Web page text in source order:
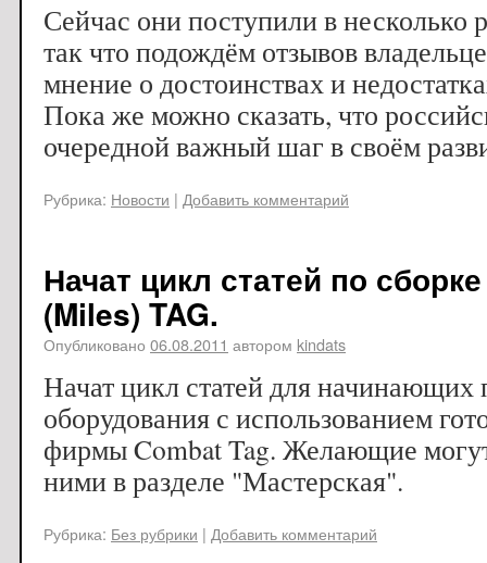
Сейчас они поступили в несколько
так что подождём отзывов
мнение о достоинствах и
Пока же можно сказать, что
очередной важный шаг в своём
Рубрика: Новости | Добавить комментарий
Начат цикл статей по
(Miles) TAG.
Опубликовано 06.08.2011 автором kindats
Начат цикл статей для начинающих
оборудования с использованием
фирмы Combat Tag. Желающие
ними в разделе "Мастерская".
Рубрика: Без рубрики | Добавить комментарий